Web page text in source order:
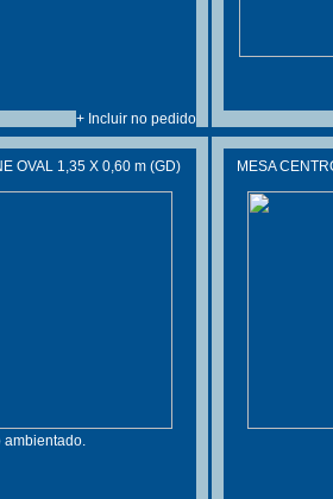
+ Incluir no pedido
OVAL 1,35 X 0,60 m (GD)
ambientado.
MESA